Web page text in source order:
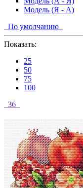
Модель (Я - А)
По умолчанию
Показать:
25
50
75
100
36